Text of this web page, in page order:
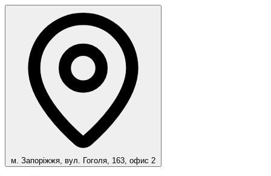
м. Запоріжжя, вул. Гоголя, 163, офис 2